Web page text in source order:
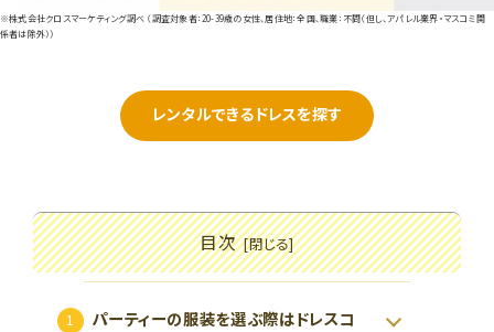
※株式会社クロスマーケティング調べ （調査対象者：20-39歳の女性、居住地：全国、職業：不問（但し、アパレル業界・マスコミ関
係者は除外））
レンタルできるドレスを探す
目次
パーティーの服装を選ぶ際はドレスコ